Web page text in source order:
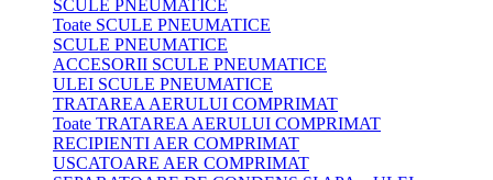
SCULE PNEUMATICE
Toate SCULE PNEUMATICE
SCULE PNEUMATICE
ACCESORII SCULE PNEUMATICE
ULEI SCULE PNEUMATICE
TRATAREA AERULUI COMPRIMAT
Toate TRATAREA AERULUI COMPRIMAT
RECIPIENTI AER COMPRIMAT
USCATOARE AER COMPRIMAT